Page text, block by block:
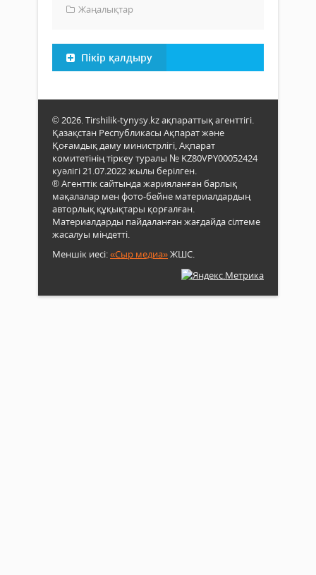
Жаңалықтар
Пікір қалдыру
© 2026. Tirshilik-tynysy.kz ақпараттық агенттігі.
Қазақстан Республикасы Ақпарат және
Қоғамдық даму министрлігі, Ақпарат
комитетінің тіркеу туралы № KZ80VPY00052424
куәлігі 21.07.2022 жылы берілген.
® Агенттік сайтында жарияланған барлық
мақалалар мен фото-бейне материалдардың
авторлық құқықтары қорғалған.
Материалдарды пайдаланған жағдайда сілтеме
жасалуы міндетті.
Меншік иесі:«Сыр медиа»ЖШС.